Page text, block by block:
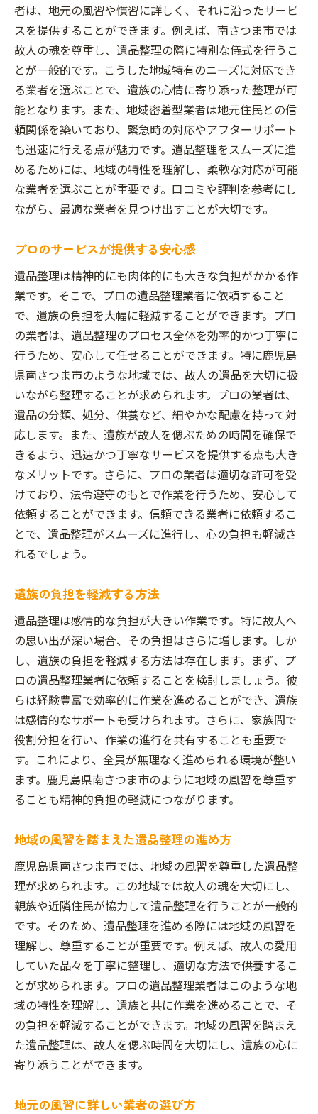
者は、地元の風習や慣習に詳しく、それに沿ったサービ
スを提供することができます。例えば、南さつま市では
故人の魂を尊重し、遺品整理の際に特別な儀式を行うこ
とが一般的です。こうした地域特有のニーズに対応でき
る業者を選ぶことで、遺族の心情に寄り添った整理が可
能となります。また、地域密着型業者は地元住民との信
頼関係を築いており、緊急時の対応やアフターサポート
も迅速に行える点が魅力です。遺品整理をスムーズに進
めるためには、地域の特性を理解し、柔軟な対応が可能
な業者を選ぶことが重要です。口コミや評判を参考にし
ながら、最適な業者を見つけ出すことが大切です。
プロのサービスが提供する安心感
遺品整理は精神的にも肉体的にも大きな負担がかかる作
業です。そこで、プロの遺品整理業者に依頼すること
で、遺族の負担を大幅に軽減することができます。プロ
の業者は、遺品整理のプロセス全体を効率的かつ丁寧に
行うため、安心して任せることができます。特に鹿児島
県南さつま市のような地域では、故人の遺品を大切に扱
いながら整理することが求められます。プロの業者は、
遺品の分類、処分、供養など、細やかな配慮を持って対
応します。また、遺族が故人を偲ぶための時間を確保で
きるよう、迅速かつ丁寧なサービスを提供する点も大き
なメリットです。さらに、プロの業者は適切な許可を受
けており、法令遵守のもとで作業を行うため、安心して
依頼することができます。信頼できる業者に依頼するこ
とで、遺品整理がスムーズに進行し、心の負担も軽減さ
れるでしょう。
遺族の負担を軽減する方法
遺品整理は感情的な負担が大きい作業です。特に故人へ
の思い出が深い場合、その負担はさらに増します。しか
し、遺族の負担を軽減する方法は存在します。まず、プ
ロの遺品整理業者に依頼することを検討しましょう。彼
らは経験豊富で効率的に作業を進めることができ、遺族
は感情的なサポートも受けられます。さらに、家族間で
役割分担を行い、作業の進行を共有することも重要で
す。これにより、全員が無理なく進められる環境が整い
ます。鹿児島県南さつま市のように地域の風習を尊重す
ることも精神的負担の軽減につながります。
地域の風習を踏まえた遺品整理の進め方
鹿児島県南さつま市では、地域の風習を尊重した遺品整
理が求められます。この地域では故人の魂を大切にし、
親族や近隣住民が協力して遺品整理を行うことが一般的
です。そのため、遺品整理を進める際には地域の風習を
理解し、尊重することが重要です。例えば、故人の愛用
していた品々を丁寧に整理し、適切な方法で供養するこ
とが求められます。プロの遺品整理業者はこのような地
域の特性を理解し、遺族と共に作業を進めることで、そ
の負担を軽減することができます。地域の風習を踏まえ
た遺品整理は、故人を偲ぶ時間を大切にし、遺族の心に
寄り添うことができます。
地元の風習に詳しい業者の選び方